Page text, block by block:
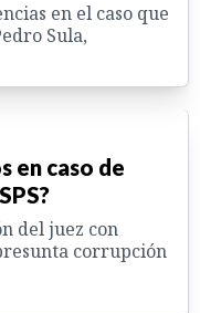
en el caso que
Sula,
en caso de
del juez con
corrupción